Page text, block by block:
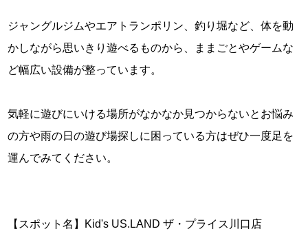
ジャングルジムやエアトランポリン、釣り堀など、体を動
かしながら思いきり遊べるものから、ままごとやゲームな
ど幅広い設備が整っています。
気軽に遊びにいける場所がなかなか見つからないとお悩み
の方や雨の日の遊び場探しに困っている方はぜひ一度足を
運んでみてください。
【スポット名】Kid's US.LAND ザ・プライス川口店